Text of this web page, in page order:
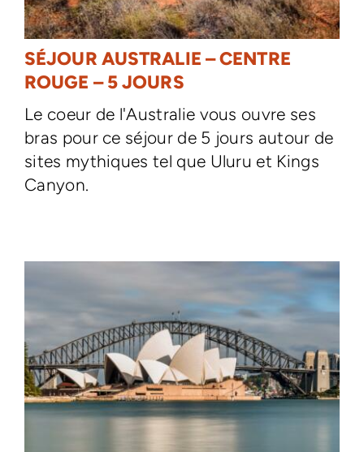
SÉJOUR AUSTRALIE – CENTRE
ROUGE – 5 JOURS
Le coeur de l'Australie vous ouvre ses
bras pour ce séjour de 5 jours autour de
sites mythiques tel que Uluru et Kings
Canyon.